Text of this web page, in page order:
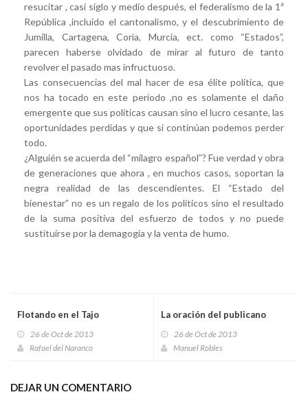
resucitar , casi siglo y medio después, el federalismo de la 1ª
República ,incluido el cantonalismo, y el descubrimiento de
Jumilla, Cartagena, Coria, Murcia, ect. como “Estados”,
parecen haberse olvidado de mirar al futuro de tanto
revolver el pasado mas infructuoso.
Las consecuencias del mal hacer de esa élite política, que
nos ha tocado en este periodo ,no es solamente el daño
emergente que sus políticas causan sino el lucro cesante, las
oportunidades perdidas y que si continúan podemos perder
todo.
¿Alguién se acuerda del “milagro español”? Fue verdad y obra
de generaciones que ahora , en muchos casos, soportan la
negra realidad de las descendientes. El “Estado del
bienestar” no es un regalo de los políticos sino el resultado
de la suma positiva del esfuerzo de todos y no puede
sustituirse por la demagogia y la venta de humo.
Flotando en el Tajo
26 de Oct de 2013
Rafael del Naranco
La oración del publicano
26 de Oct de 2013
Manuel Robles
DEJAR UN COMENTARIO